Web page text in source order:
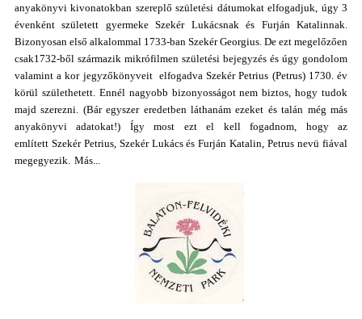
anyakönyvi kivonatokban szereplő születési dátumokat elfogadjuk, úgy 3
évenként született gyermeke Szekér Lukácsnak és Furján Katalinnak.
Bizonyosan első alkalommal 1733-ban Szekér Georgius. De ezt megelőzően
csak1732-ből származik mikrófilmen születési bejegyzés és úgy gondolom
valamint a kor jegyzőkönyveit elfogadva Szekér Petrius (Petrus) 1730. év
körül születhetett. Ennél nagyobb bizonyosságot nem biztos, hogy tudok
majd szerezni. (Bár egyszer eredetben láthanám ezeket és talán még más
anyakönyvi adatokat!) Így most ezt el kell fogadnom, hogy az
említett Szekér Petrius, Szekér Lukács és Furján Katalin, Petrus nevü fiával
megegyezik. Más...